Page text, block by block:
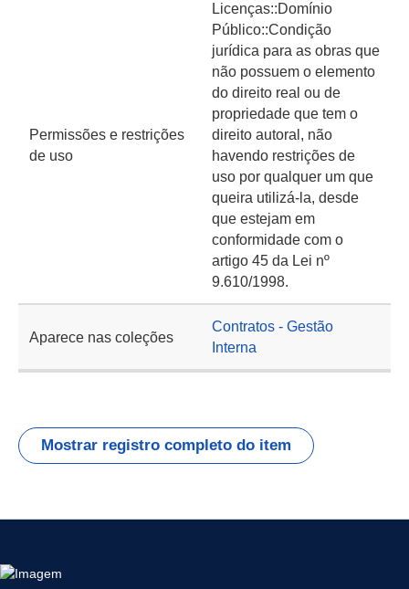
Permissões e restrições
de uso
Licenças::Domínio
Público::Condição
jurídica para as obras que
não possuem o elemento
do direito real ou de
propriedade que tem o
direito autoral, não
havendo restrições de
uso por qualquer um que
queira utilizá-la, desde
que estejam em
conformidade com o
artigo 45 da Lei nº
9.610/1998.
Aparece nas coleções
Contratos - Gestão
Interna
Mostrar registro completo do item